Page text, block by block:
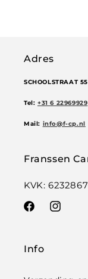
Adres
SCHOOLSTRAAT
Tel: +31 6 22969929
Mail: info@f-cp.nl
Franssen
KVK:
Facebook
Info